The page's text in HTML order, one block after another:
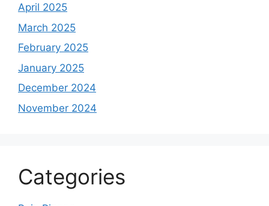
April 2025
March 2025
February 2025
January 2025
December 2024
November 2024
Categories